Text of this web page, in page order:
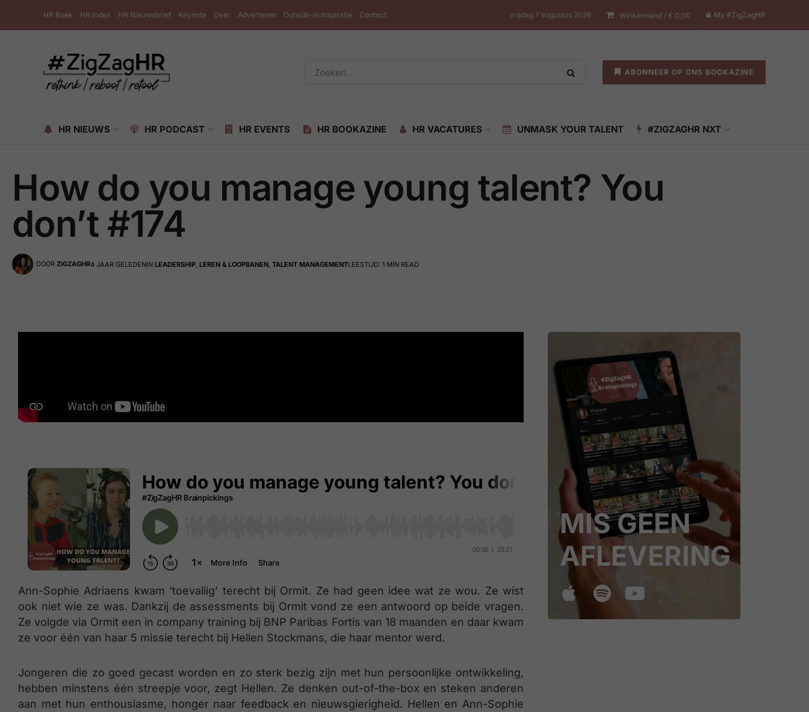
HR Boek HR Index HR Nieuwsbrief Keynote Over Adverteren Outside-in Inspiratie Contact vrijdag 7 augustus 2026 Winkelmand / € 0,00 My #ZigZagHR
ABONNEER OP ONS BOOKAZINE
HR NIEUWS HR PODCAST HR EVENTS HR BOOKAZINE HR VACATURES UNMASK YOUR TALENT #ZIGZAGHR NXT
How do you manage young talent? You
don’t #174
DOOR ZIGZAGHR4 JAAR GELEDENIN LEADERSHIP LEREN & LOOPBANEN TALENT MANAGEMENTLEESTIJD: 1 MIN READ
Ann-Sophie Adriaens kwam ‘toevallig’ terecht bij Ormit. Ze had geen idee wat ze wou. Ze wist
ook niet wie ze was. Dankzij de assessments bij Ormit vond ze een antwoord op beide vragen.
Ze volgde via Ormit een in company training bij BNP Paribas Fortis van 18 maanden en daar kwam
ze voor één van haar 5 missie terecht bij Hellen Stockmans, die haar mentor werd.
Jongeren die zo goed gecast worden en zo sterk bezig zijn met hun persoonlijke ontwikkeling,
hebben minstens één streepje voor, zegt Hellen. Ze denken out-of-the-box en steken anderen
aan met hun enthousiasme, honger naar feedback en nieuwsgierigheid. Hellen en Ann-Sophie
MIS GEEN
AFLEVERING